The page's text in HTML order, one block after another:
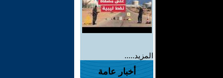
المزيد.....
أخبار عامة